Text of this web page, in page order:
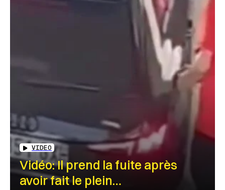
VIDEO
Vidéo: Il prend la fuite après
avoir fait le plein…